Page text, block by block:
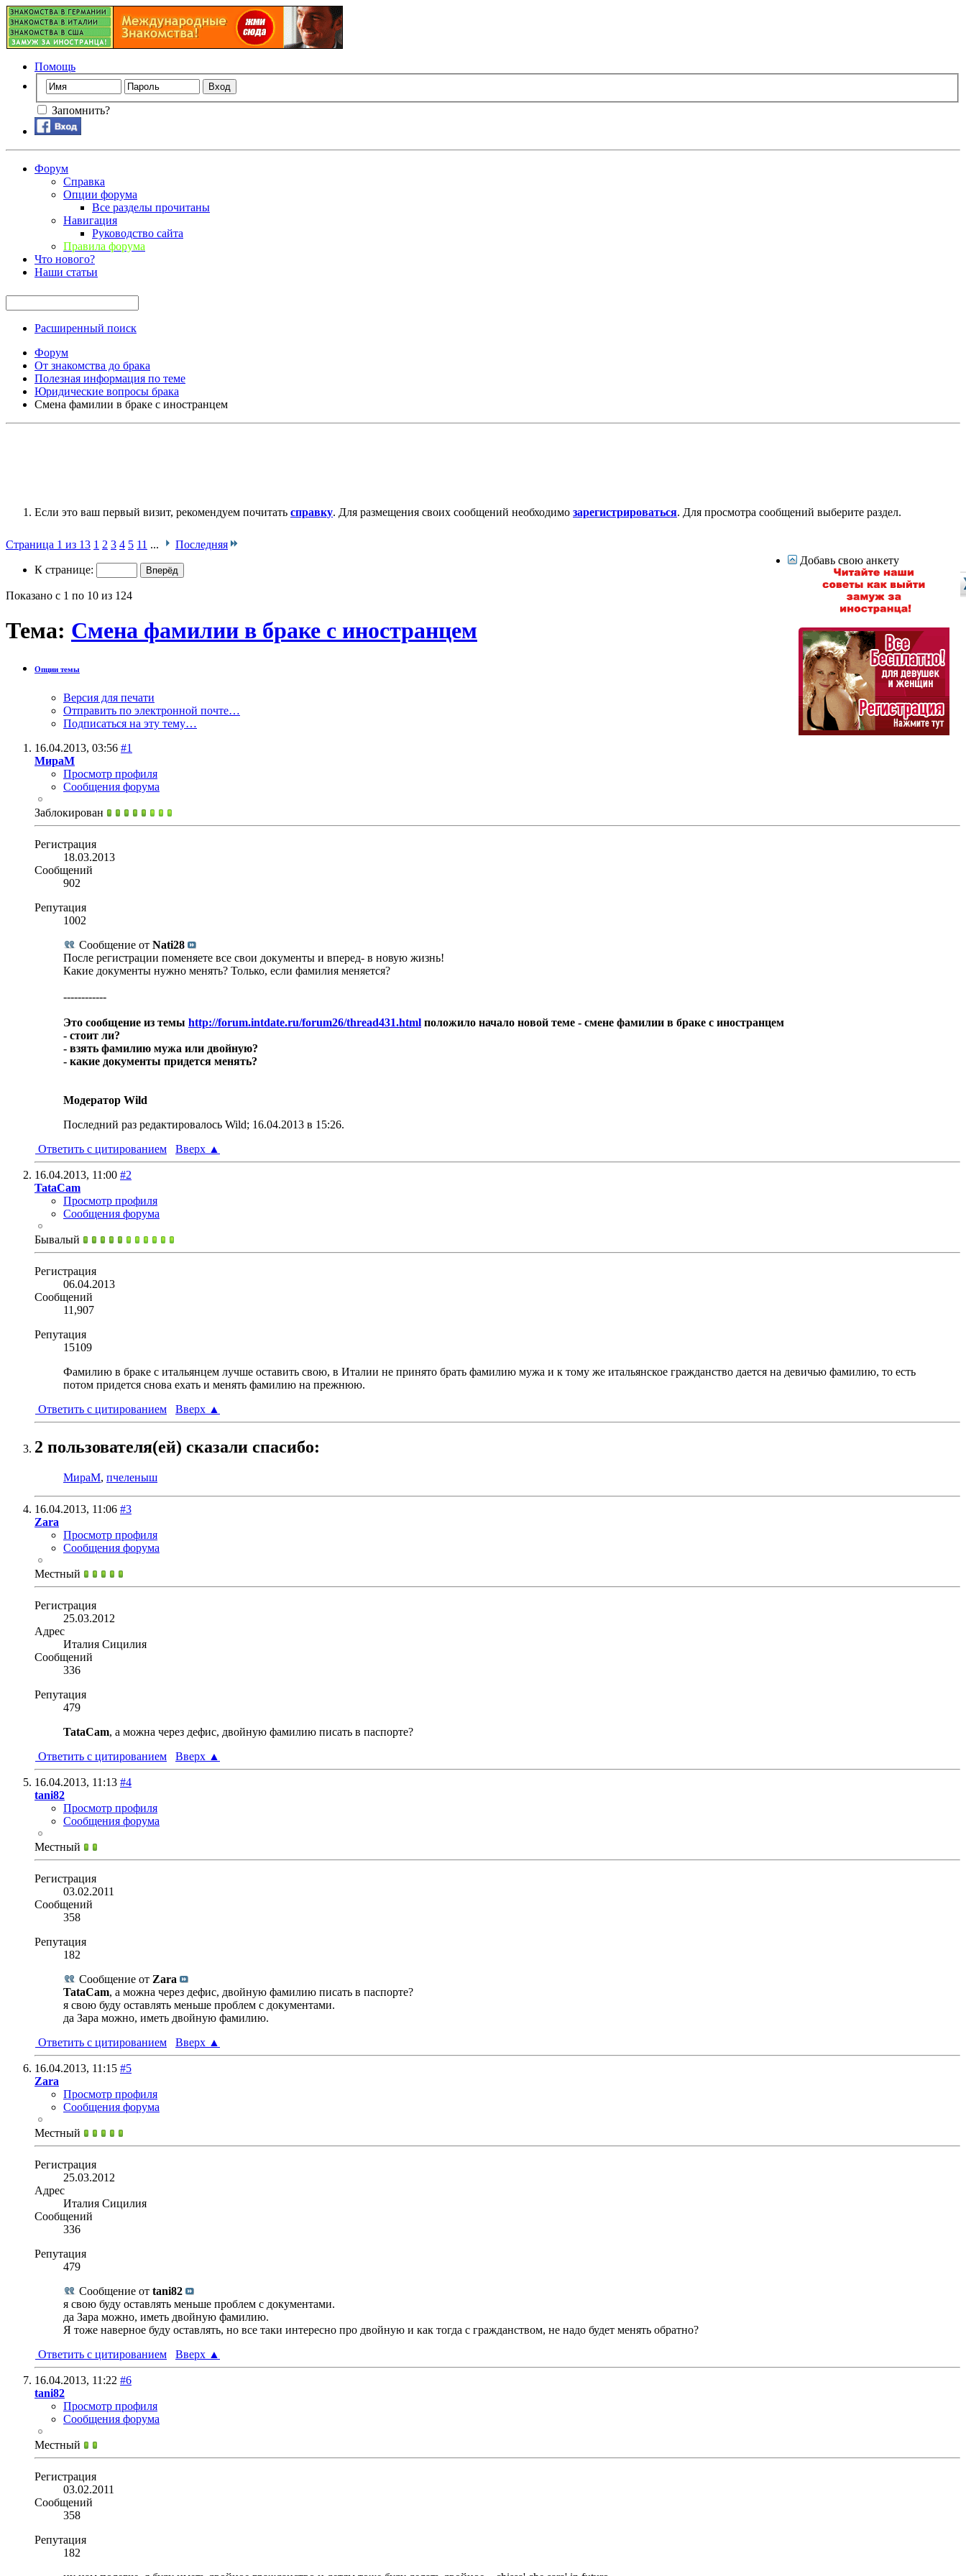
Помощь
Запомнить?
Форум
Справка
Опции форума
Все разделы прочитаны
Навигация
Руководство сайта
Правила форума
Что нового?
Наши статьи
Расширенный поиск
Форум
От знакомства до брака
Полезная информация по теме
Юридические вопросы брака
Смена фамилии в браке с иностранцем
Если это ваш первый визит, рекомендуем почитать справку. Для размещения своих сообщений необходимо зарегистрироваться. Для просмотра сообщений выберите раздел.
Страница 1 из 13 1 2 3 4 5 11 ... Последняя
К странице:
Показано с 1 по 10 из 124
Тема: Смена фамилии в браке с иностранцем
Опции темы
Версия для печати
Отправить по электронной почте…
Подписаться на эту тему…
16.04.2013, 03:56 #1
МираМ
Просмотр профиля
Сообщения форума
Заблокирован
Регистрация
18.03.2013
Сообщений
902
Репутация
1002
Сообщение от Nati28
После регистрации поменяете все свои документы и вперед- в новую жизнь!
Какие документы нужно менять? Только, если фамилия меняется?
------------
Это сообщение из темы http://forum.intdate.ru/forum26/thread431.html положило начало новой теме - смене фамилии в браке с иностранцем
- стоит ли?
- взять фамилию мужа или двойную?
- какие документы придется менять?
Модератор Wild
Последний раз редактировалось Wild; 16.04.2013 в 15:26.
Ответить с цитированием
Вверх ▲
16.04.2013, 11:00 #2
TataCam
Просмотр профиля
Сообщения форума
Бывалый
Регистрация
06.04.2013
Сообщений
11,907
Репутация
15109
Фамилию в браке с итальянцем лучше оставить свою, в Италии не принято брать фамилию мужа и к тому же итальянское гражданство дается на девичью фамилию, то есть
потом придется снова ехать и менять фамилию на прежнюю.
Ответить с цитированием
Вверх ▲
2 пользователя(ей) сказали cпасибо:
МираМ, пчеленыш
16.04.2013, 11:06 #3
Zara
Просмотр профиля
Сообщения форума
Местный
Регистрация
25.03.2012
Адрес
Италия Сицилия
Сообщений
336
Репутация
479
TataCam, а можна через дефис, двойную фамилию писать в паспорте?
Ответить с цитированием
Вверх ▲
16.04.2013, 11:13 #4
tani82
Просмотр профиля
Сообщения форума
Местный
Регистрация
03.02.2011
Сообщений
358
Репутация
182
Сообщение от Zara
TataCam, а можна через дефис, двойную фамилию писать в паспорте?
я свою буду оставлять меньше проблем с документами.
да Зара можно, иметь двойную фамилию.
Ответить с цитированием
Вверх ▲
16.04.2013, 11:15 #5
Zara
Просмотр профиля
Сообщения форума
Местный
Регистрация
25.03.2012
Адрес
Италия Сицилия
Сообщений
336
Репутация
479
Сообщение от tani82
я свою буду оставлять меньше проблем с документами.
да Зара можно, иметь двойную фамилию.
Я тоже наверное буду оставлять, но все таки интересно про двойную и как тогда с гражданством, не надо будет менять обратно?
Ответить с цитированием
Вверх ▲
16.04.2013, 11:22 #6
tani82
Просмотр профиля
Сообщения форума
Местный
Регистрация
03.02.2011
Сообщений
358
Репутация
182
Добавь свою анкету